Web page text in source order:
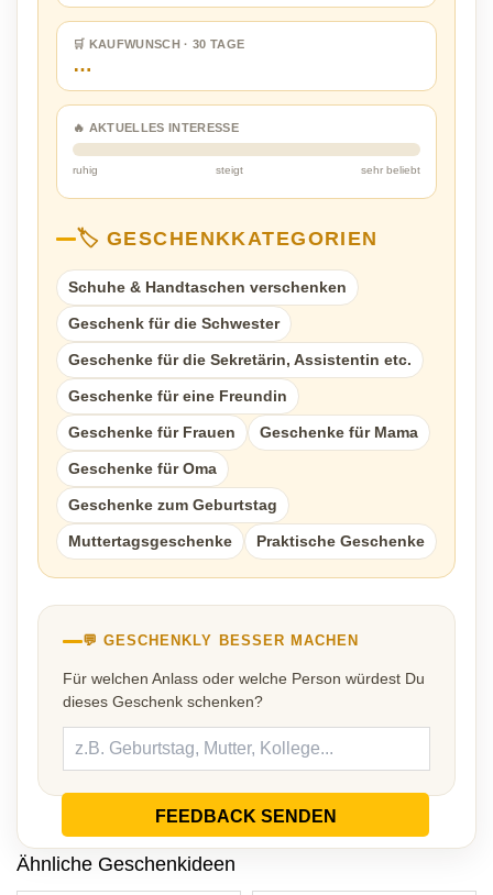
🛒 KAUFWUNSCH · 30 TAGE
…
🔥 AKTUELLES INTERESSE
ruhig steigt sehr beliebt
🏷️ GESCHENKKATEGORIEN
Schuhe & Handtaschen verschenken
Geschenk für die Schwester
Geschenke für die Sekretärin, Assistentin etc.
Geschenke für eine Freundin
Geschenke für Frauen Geschenke für Mama
Geschenke für Oma
Geschenke zum Geburtstag
Muttertagsgeschenke Praktische Geschenke
💬 GESCHENKLY BESSER MACHEN
Für welchen Anlass oder welche Person würdest Du
dieses Geschenk schenken?
FEEDBACK SENDEN
Ähnliche Geschenkideen